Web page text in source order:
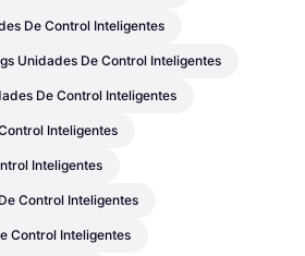
De Control Inteligentes
Unidades De Control Inteligentes
De Control Inteligentes
Inteligentes
Inteligentes
Control Inteligentes
Control Inteligentes